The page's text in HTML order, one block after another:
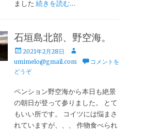
ました続きを読む…
石垣島北部、野空海。
投
稿
日
2021年2月28日
投
稿
umimelo@gmail.com
コメントを
どうぞ
ペンション野空海から本日も絶景
の朝日が登って参りました。 とて
もいい所です。 コイツには悩まさ
れていますが、、、 作物食べられ